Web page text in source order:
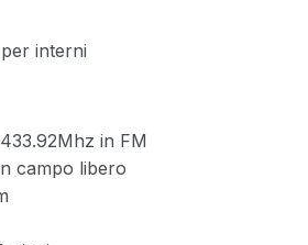
interni
in FM
campo libero